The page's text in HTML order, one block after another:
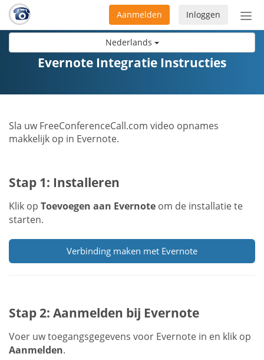
Nederlands
Inloggen
Aanmelden
Evernote Integratie Instructies
Sla uw FreeConferenceCall.com video opnames
makkelijk op in Evernote.
Stap 1: Installeren
Klik op Toevoegen aan Evernote om de installatie te
starten.
Verbinding maken met Evernote
Stap 2: Aanmelden bij Evernote
Voer uw toegangsgegevens voor Evernote in en klik op
Aanmelden.